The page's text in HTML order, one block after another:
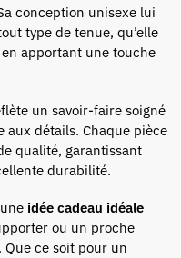
conception unisexe lui
type de tenue, qu’elle
apportant une touche
un savoir-faire soigné
détails. Chaque pièce
qualité, garantissant
durabilité.
idée cadeau idéale
ou un proche
Que ce soit pour un